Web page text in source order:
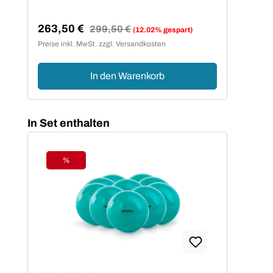
Verkaufspreis:
263,50 € Regulärer Preis:
299,50 € (12.02% gespart)
Preise inkl. MwSt. zzgl. Versandkosten
In den Warenkorb
Produktgalerie überspringen
In Set enthalten
Rabatt
%